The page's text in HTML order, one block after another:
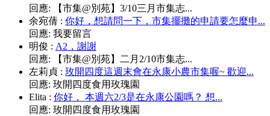
回應:
【市集@別苑】3/10三月市集志...
余宛蒨 : 你好，想請問一下，市集擺攤的申請要怎麼申...
回應: 我要留言
明俊 : A2，謝謝
回應:
【市集@別苑】二月2/10市集志...
左莉貞 : 玫開四度這週末會在永康小農市集喔~ 歡迎...
回應: 玫開四度食用玫瑰園
Elita : 你好， 本週六2/3是在永康公園嗎？ 想...
回應: 玫開四度食用玫瑰園